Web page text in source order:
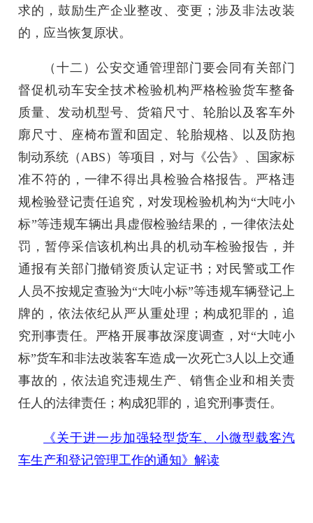
求的，鼓励生产企业整改、变更；涉及非法改装
的，应当恢复原状。
（十二）公安交通管理部门要会同有关部门
督促机动车安全技术检验机构严格检验货车整备
质量、发动机型号、货箱尺寸、轮胎以及客车外
廓尺寸、座椅布置和固定、轮胎规格、以及防抱
制动系统（ABS）等项目，对与《公告》、国家标
准不符的，一律不得出具检验合格报告。严格违
规检验登记责任追究，对发现检验机构为“大吨小
标”等违规车辆出具虚假检验结果的，一律依法处
罚，暂停采信该机构出具的机动车检验报告，并
通报有关部门撤销资质认定证书；对民警或工作
人员不按规定查验为“大吨小标”等违规车辆登记上
牌的，依法依纪从严从重处理；构成犯罪的，追
究刑事责任。严格开展事故深度调查，对“大吨小
标”货车和非法改装客车造成一次死亡3人以上交通
事故的，依法追究违规生产、销售企业和相关责
任人的法律责任；构成犯罪的，追究刑事责任。
《关于进一步加强轻型货车、小微型载客汽
车生产和登记管理工作的通知》解读